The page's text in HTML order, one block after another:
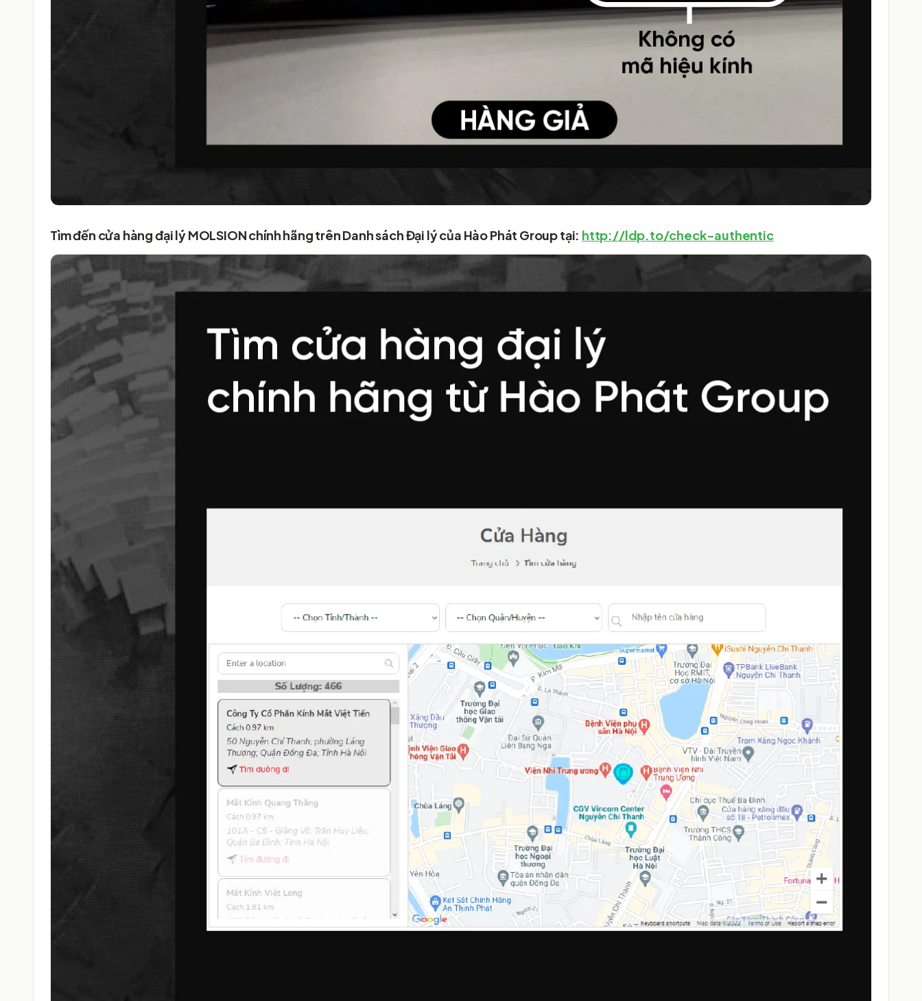
Tìm đến cửa hàng đại lý MOLSION chính hãng trên Danh sách Đại lý của Hào Phát Group tại: http://ldp.to/check-authentic